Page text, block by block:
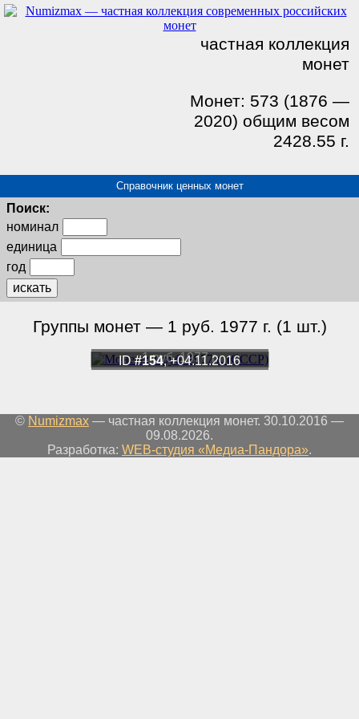
частная коллекция
монет
Монет: 573 (1876 —
2020) общим весом
2428.55 г.
Справочник ценных монет
Поиск:
номинал
единица
год
искать
Группы монет — 1 руб. 1977 г. (1 шт.)
1 руб. 1977 г.
ID#154, +04.11.2016
© Numizmax — частная коллекция монет. 30.10.2016 —
09.08.2026.
Разработка: WEB-студия «Медиа-Пандора».